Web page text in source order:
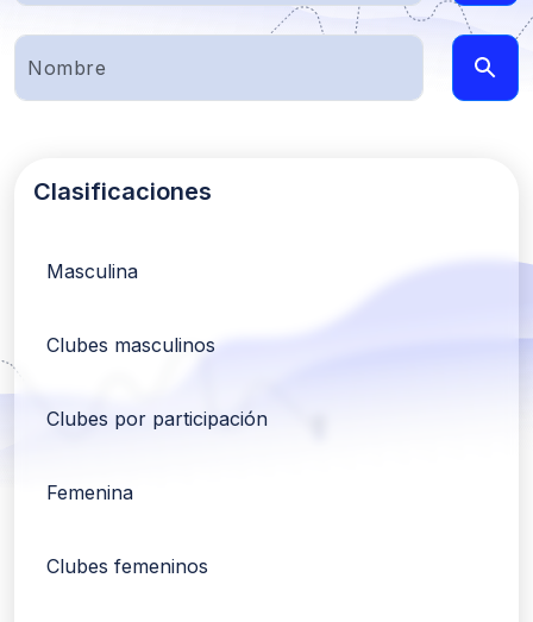
Clasificaciones
Masculina
Clubes masculinos
Clubes por participación
Femenina
Clubes femeninos